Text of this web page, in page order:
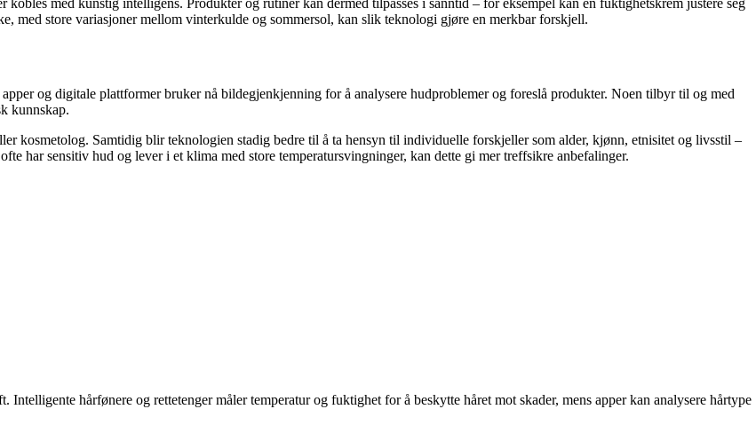
med store variasjoner mellom vinterkulde og sommersol, kan slik teknologi gjøre en merkbar forskjell.
og digitale plattformer bruker nå bildegjenkjenning for å analysere hudproblemer og foreslå produkter. Noen tilbyr til og med
kunnskap.
kosmetolog. Samtidig blir teknologien stadig bedre til å ta hensyn til individuelle forskjeller som alder, kjønn, etnisitet og livsstil –
har sensitiv hud og lever i et klima med store temperatursvingninger, kan dette gi mer treffsikre anbefalinger.
hårfønere og rettetenger måler temperatur og fuktighet for å beskytte håret mot skader, mens apper kan analysere hårtype